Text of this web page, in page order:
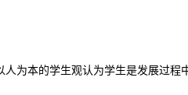
人为本的学生观认为学生是发展过程